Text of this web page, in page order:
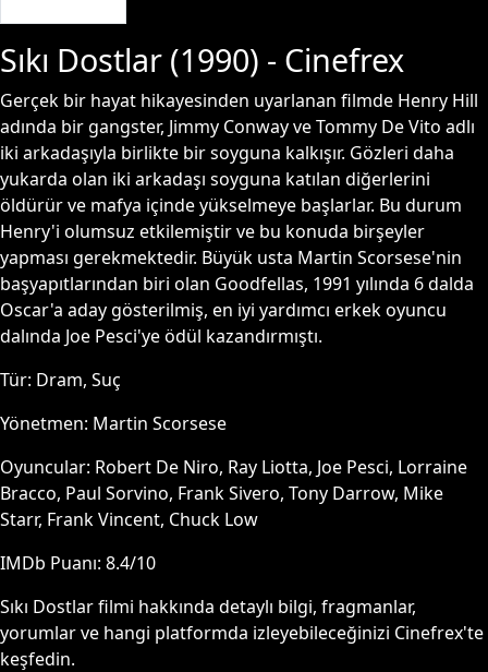
Sıkı Dostlar (1990) - Cinefrex
Gerçek bir hayat hikayesinden uyarlanan filmde Henry Hill
adında bir gangster, Jimmy Conway ve Tommy De Vito adlı
iki arkadaşıyla birlikte bir soyguna kalkışır. Gözleri daha
yukarda olan iki arkadaşı soyguna katılan diğerlerini
öldürür ve mafya içinde yükselmeye başlarlar. Bu durum
Henry'i olumsuz etkilemiştir ve bu konuda birşeyler
yapması gerekmektedir. Büyük usta Martin Scorsese'nin
başyapıtlarından biri olan Goodfellas, 1991 yılında 6 dalda
Oscar'a aday gösterilmiş, en iyi yardımcı erkek oyuncu
dalında Joe Pesci'ye ödül kazandırmıştı.
Tür: Dram, Suç
Yönetmen: Martin Scorsese
Oyuncular: Robert De Niro, Ray Liotta, Joe Pesci, Lorraine
Bracco, Paul Sorvino, Frank Sivero, Tony Darrow, Mike
Starr, Frank Vincent, Chuck Low
IMDb Puanı: 8.4/10
Sıkı Dostlarfilmi hakkında detaylı bilgi, fragmanlar,
yorumlar ve hangi platformda izleyebileceğinizi Cinefrex'te
keşfedin.